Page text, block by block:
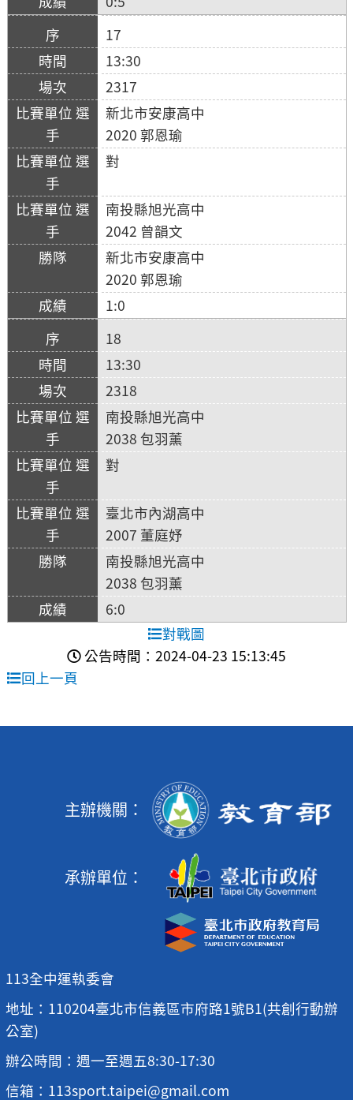
17
13:30
2317
新北市安康高中
2020 郭恩瑜
對
南投縣旭光高中
2042 曾韻文
新北市安康高中
2020 郭恩瑜
1:0
18
13:30
2318
南投縣旭光高中
2038 包羽薰
對
臺北市內湖高中
2007 董庭妤
南投縣旭光高中
2038 包羽薰
6:0
對戰圖
公告時間：2024-04-23 15:13:45
回上一頁
主辦機關：
承辦單位：
113全中運執委會
地址：110204臺北市信義區市府路1號B1(共創行動辦
公室)
辦公時間：週一至週五8:30-17:30
信箱：113sport.taipei@gmail.com